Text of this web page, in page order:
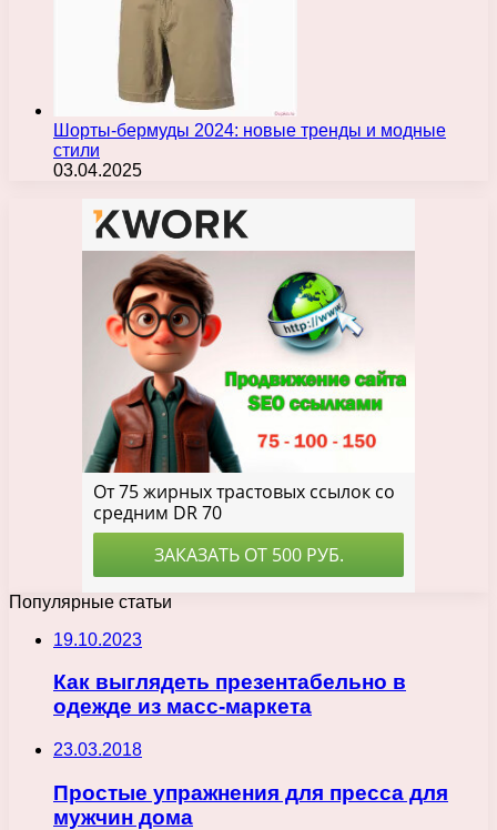
Шорты-бермуды 2024: новые тренды и модные
стили
03.04.2025
Популярные статьи
19.10.2023
Как выглядеть презентабельно в
одежде из масс-маркета
23.03.2018
Простые упражнения для пресса для
мужчин дома